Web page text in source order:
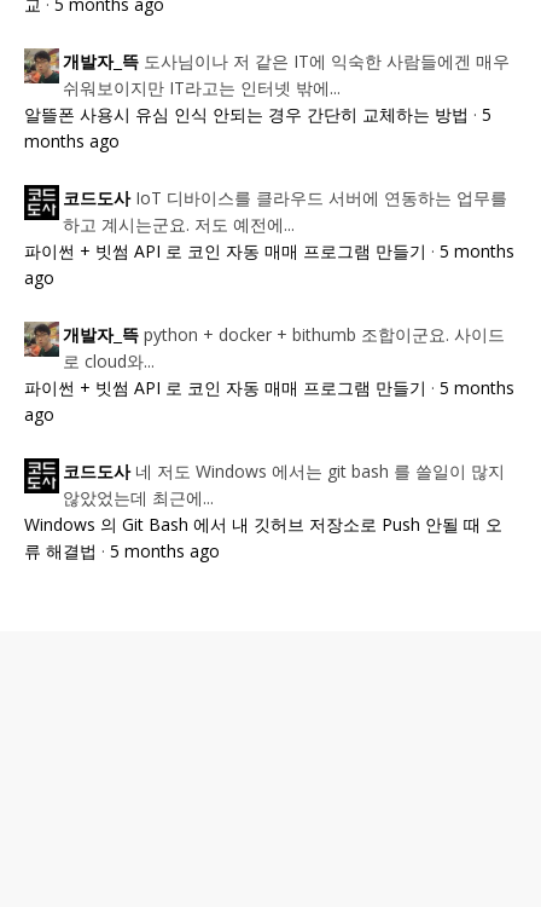
개발자_뜩 도사님이나 저 같은 IT에 익숙한 사람들에겐 매우
쉬워보이지만 IT라고는 인터넷 밖에...
알뜰폰 사용시 유심 인식 안되는 경우 간단히 교체하는 방법 · 5
months ago
코드도사 IoT 디바이스를 클라우드 서버에 연동하는 업무를
하고 계시는군요. 저도 예전에...
파이썬 + 빗썸 API 로 코인 자동 매매 프로그램 만들기 · 5 months
ago
개발자_뜩 python + docker + bithumb 조합이군요. 사이드
로 cloud와...
파이썬 + 빗썸 API 로 코인 자동 매매 프로그램 만들기 · 5 months
ago
코드도사 네 저도 Windows 에서는 git bash 를 쓸일이 많지
않았었는데 최근에...
Windows 의 Git Bash 에서 내 깃허브 저장소로 Push 안될 때 오
류 해결법 · 5 months ago